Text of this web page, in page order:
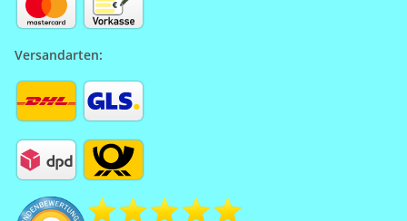
Versandarten: